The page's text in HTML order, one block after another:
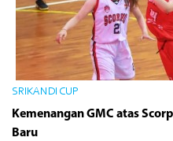
SRIKANDI CUP
Kemenangan GMC atas
Baru